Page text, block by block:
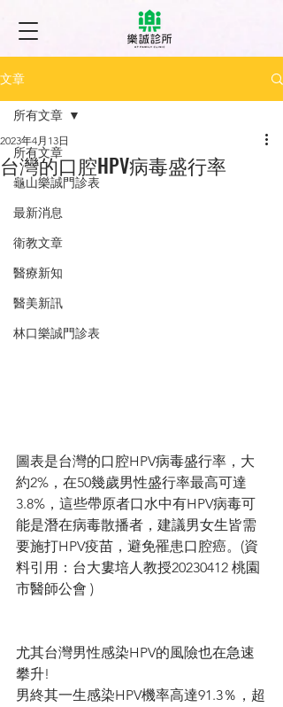
文章
所有文章
龜山樂誠門診表
最新消息
衛教文章
醫療新知
醫美新訊
林口樂誠門診表
所有文章
台灣的口腔HPV病毒盛行率
2023年4月13日
圖表是台灣的口腔HPV病毒盛行率，大
約2%，在50幾歲男性盛行率最高可達
3.8%，這些帶原者口水中有HPV病毒可
能是潛在病毒散播者，建議男女生皆需
要施打HPV疫苗，避免罹患口腔癌。(資
料引用：台大婁培人教授20230412 桃園
市醫師公會 )
尤其台灣男性感染HPV的風險也在急速
攀升!
男終其一生感染HPV機率高達91.3％，超